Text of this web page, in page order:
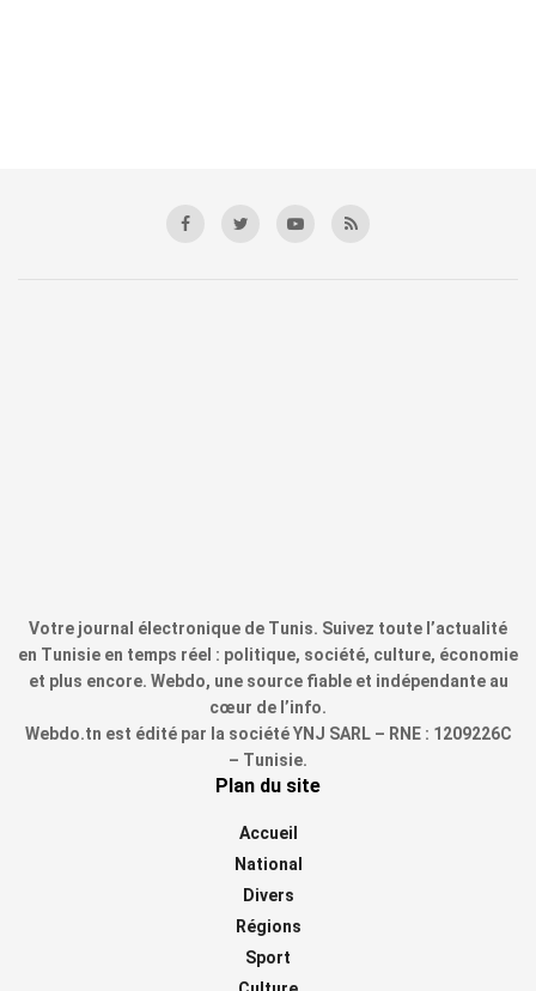
Votre journal électronique de Tunis. Suivez toute l’actualité
en Tunisie en temps réel : politique, société, culture, économie
et plus encore. Webdo, une source fiable et indépendante au
cœur de l’info.
Webdo.tn est édité par la société YNJ SARL – RNE : 1209226C
– Tunisie.
Plan du site
Accueil
National
Divers
Régions
Sport